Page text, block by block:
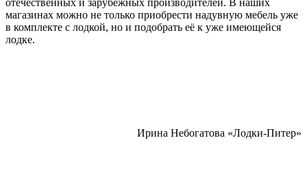
магазинах можно не только приобрести надувную мебель уже
в комплекте с лодкой, но и подобрать её к уже имеющейся
лодке.
Ирина Небогатова «Лодки-Питер»